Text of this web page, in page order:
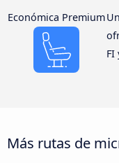
Económica Premium
FI
Más rutas de